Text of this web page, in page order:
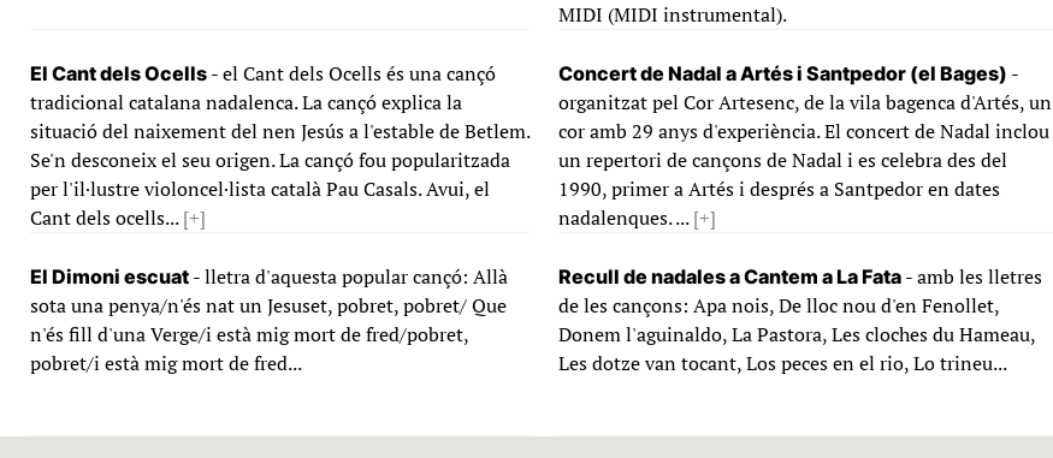
MIDI (MIDI instrumental).
El Cant dels Ocells - el Cant dels Ocells és una cançó
tradicional catalana nadalenca. La cançó explica la
situació del naixement del nen Jesús a l'estable de Betlem.
Se'n desconeix el seu origen. La cançó fou popularitzada
per l'il·lustre violoncel·lista català Pau Casals. Avui, el
Cant dels ocells...[+]
Concert de Nadal a Artés i Santpedor (el Bages) -
organitzat pel Cor Artesenc, de la vila bagenca d'Artés, un
cor amb 29 anys d'experiència. El concert de Nadal inclou
un repertori de cançons de Nadal i es celebra des del
1990, primer a Artés i després a Santpedor en dates
nadalenques. ...[+]
El Dimoni escuat - lletra d'aquesta popular cançó: Allà
sota una penya/n'és nat un Jesuset, pobret, pobret/ Que
n'és fill d'una Verge/i està mig mort de fred/pobret,
pobret/i està mig mort de fred...
Recull de nadales a Cantem a La Fata - amb les lletres
de les cançons: Apa nois, De lloc nou d'en Fenollet,
Donem l'aguinaldo, La Pastora, Les cloches du Hameau,
Les dotze van tocant, Los peces en el rio, Lo trineu...